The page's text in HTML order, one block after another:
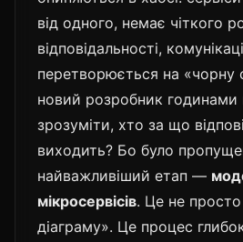
від одного, немає чіткого
відповідальності,
перетворюється на «чорну
новий розробник годинами
зрозуміти, хто за що
виходить? Бо було
найважливіший етап —
мікросервісів. Це не
діаграму». Це процес